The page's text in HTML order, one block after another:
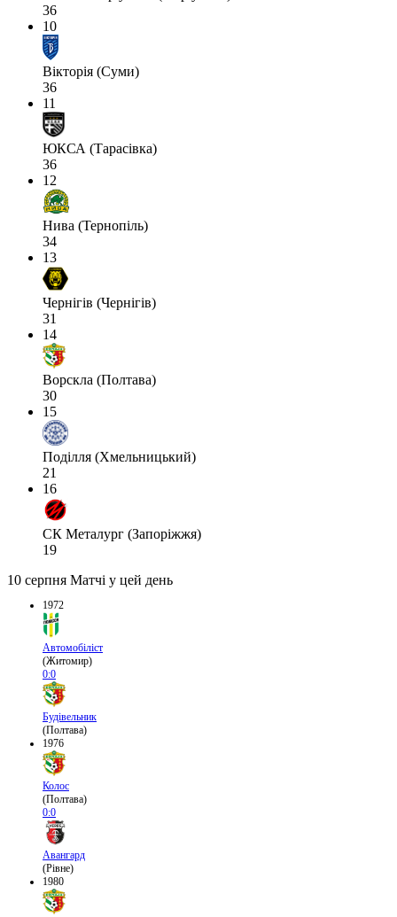
36
10
Вікторія (Суми)
36
11
ЮКСА (Тарасівка)
36
12
Нива (Тернопіль)
34
13
Чернігів (Чернігів)
31
14
Ворскла (Полтава)
30
15
Поділля (Хмельницький)
21
16
СК Металург (Запоріжжя)
19
10 серпня Матчі у цей день
1972
Автомобіліст
(Житомир)
0:0
Будівельник
(Полтава)
1976
Колос
(Полтава)
0:0
Авангард
(Рівне)
1980